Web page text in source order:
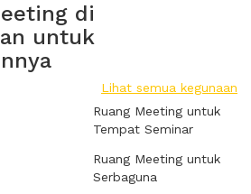
di
untuk
Lihat semua kegunaan
Ruang Meeting untuk
Tempat Seminar
Ruang Meeting untuk
Serbaguna